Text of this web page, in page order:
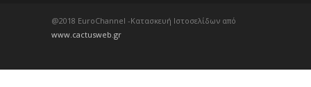
@2018 EuroChannel -Κατασκευή Ιστοσελίδων από
www.cactusweb.gr